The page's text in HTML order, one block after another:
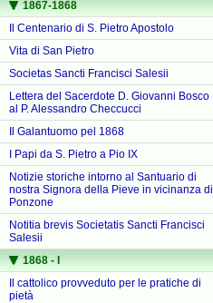
1867-1868
Il Centenario di S. Pietro Apostolo
Vita di San Pietro
Societas Sancti Francisci Salesii
Lettera del Sacerdote D. Giovanni Bosco
al P. Alessandro Checcucci
Il Galantuomo pel 1868
I Papi da S. Pietro a Pio IX
Notizie storiche intorno al Santuario di
nostra Signora della Pieve in vicinanza di
Ponzone
Notitia brevis Societatis Sancti Francisci
Salesii
1868 - I
Il cattolico provveduto per le pratiche di
pietà